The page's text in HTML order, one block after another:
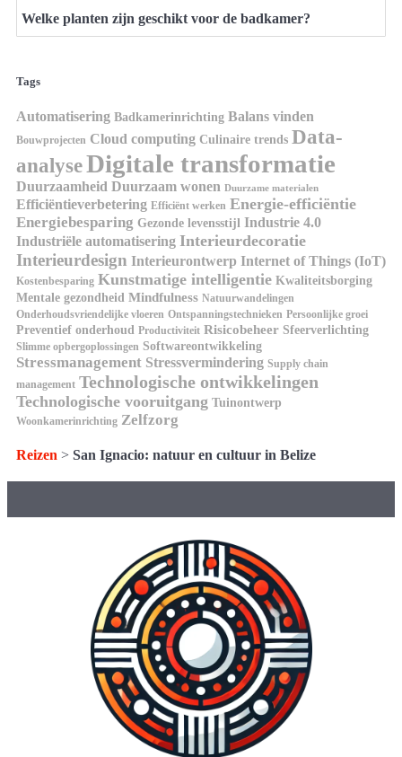
Welke planten zijn geschikt voor de badkamer?
Tags
Automatisering Badkamerinrichting Balans vinden
Bouwprojecten Cloud computing Culinaire trends Data-
analyseDigitale transformatie
Duurzaamheid Duurzaam wonen Duurzame materialen
Efficiëntieverbetering Efficiënt werken Energie-efficiëntie
Energiebesparing Gezonde levensstijl Industrie 4.0
Industriële automatisering Interieurdecoratie
Interieurdesign Interieurontwerp Internet of Things (IoT)
Kostenbesparing Kunstmatige intelligentie Kwaliteitsborging
Mentale gezondheid Mindfulness Natuurwandelingen
Onderhoudsvriendelijke vloeren Ontspanningstechnieken Persoonlijke groei
Preventief onderhoud Productiviteit Risicobeheer Sfeerverlichting
Slimme opbergoplossingen Softwareontwikkeling
Stressmanagement Stressvermindering Supply chain
management Technologische ontwikkelingen
Technologische vooruitgang Tuinontwerp
Woonkamerinrichting Zelfzorg
Reizen > San Ignacio: natuur en cultuur in Belize